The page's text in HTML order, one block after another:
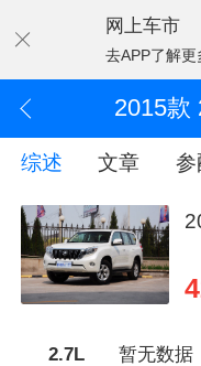
网上车市
去APP了解更
2015款
综述 文章 参
2.7L 暂无数据